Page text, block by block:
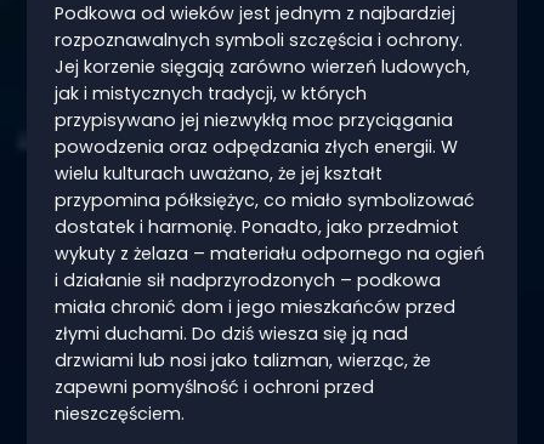
Podkowa od wieków jest jednym z najbardziej
rozpoznawalnych symboli szczęścia i ochrony.
Jej korzenie sięgają zarówno wierzeń ludowych,
jak i mistycznych tradycji, w których
przypisywano jej niezwykłą moc przyciągania
powodzenia oraz odpędzania złych energii. W
wielu kulturach uważano, że jej kształt
przypomina półksiężyc, co miało symbolizować
dostatek i harmonię. Ponadto, jako przedmiot
wykuty z żelaza – materiału odpornego na ogień
i działanie sił nadprzyrodzonych – podkowa
miała chronić dom i jego mieszkańców przed
złymi duchami. Do dziś wiesza się ją nad
drzwiami lub nosi jako talizman, wierząc, że
zapewni pomyślność i ochroni przed
nieszczęściem.